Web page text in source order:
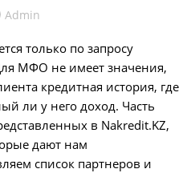
Admin
только по запросу
МФО не имеет значения,
кредитная история, где
ли у него доход. Часть
в Nakredit.KZ,
дают нам
список партнеров и